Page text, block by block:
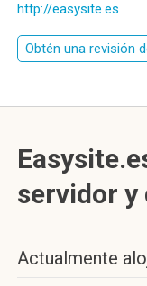
http://easysite.es
Obtén una revisión
servidor y
Actualmente